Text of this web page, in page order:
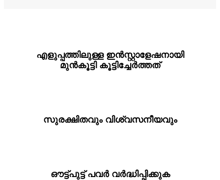
എളുപ്പത്തിലുള്ള ഇൻസ്റ്റാളേഷനായി
മുൻകൂട്ടി കൂട്ടിച്ചേർത്തത്
സുരക്ഷിതവും വിശ്വസനീയവും
ഔട്ട്പുട്ട് പവർ വർദ്ധിപ്പിക്കുക